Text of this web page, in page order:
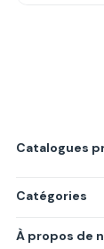
Catalogues
Catégories
Produits
À propos de